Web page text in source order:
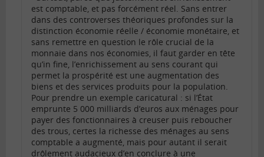
est comptable, et pas forcément réel. Sans entrer
dans des controverses théoriques profondes sur la
distinction économie réelle / économie monétaire, et
sans remettre en question le rôle crucial de la
monnaie dans nos économies, il faut garder en tête
qu’in fine, l’enrichissement au sens courant qui
permet la prospérité est une augmentation des
biens et des services produits pour la population.
Pour prendre un exemple caricatural : si l’État
emprunte 5 000 milliards d’euros aux ménages pour
payer des fonctionnaires à creuser puis reboucher
des trous, certes la richesse des ménages au sens
comptable a augmenté, mais pour autant il serait
drôlement audacieux d’en conclure à une